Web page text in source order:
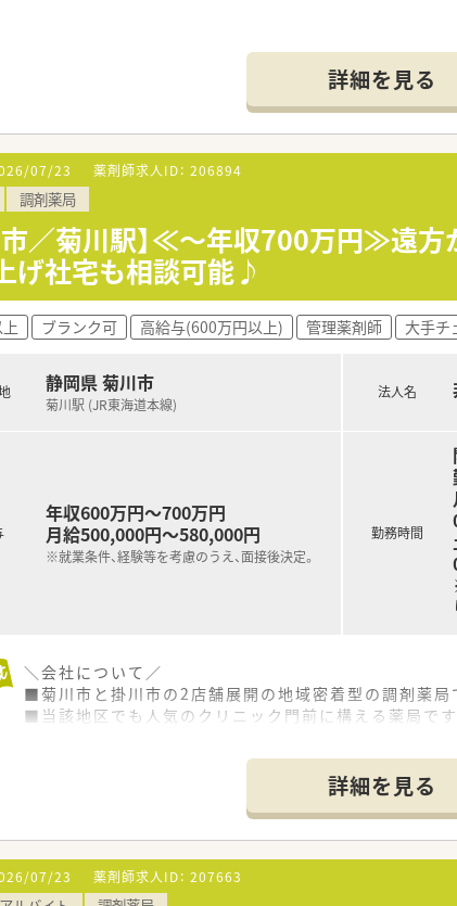
詳細を見る
07/23 薬剤師求人ID： 206894
調剤薬局
市／菊川駅】≪～年収700万円≫遠
げ社宅も相談可能♪
ブランク可 高給与(600万円以上) 管理薬剤師 大手チ
静岡県 菊川市
菊川駅 (JR東海道本線)
年収600万円～700万円
月給500,000円～580,000円
※就業条件、経験等を考慮のうえ、面接後決定。
法人名
勤務時間
＼会社について／
■菊川市と掛川市の2店舗展開の地域密着型の調剤薬局
■当該地区でも人気のクリニック門前に構える薬局です
■東名高速のICが近くにあり、近隣からの通勤の場合
＼店舗について／
■主な応需科目は内科, 耳鼻科になります。
詳細を見る
07/23 薬剤師求人ID： 207663